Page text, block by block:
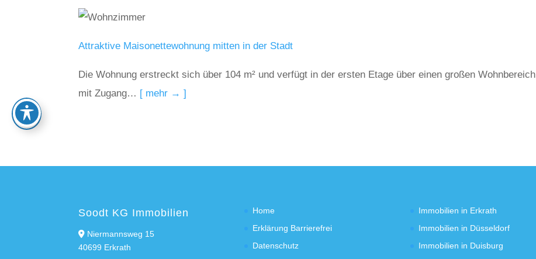
Attraktive Maisonettewohnung mitten in der Stadt
Die Wohnung erstreckt sich über 104 m² und verfügt in der ersten Etage über einen großen Wohnbereich
mit Zugang… [ mehr → ]
Soodt KG Immobilien
Niermannsweg 15
40699 Erkrath
Home
Erklärung Barrierefrei
Datenschutz
Immobilien in Erkrath
Immobilien in Düsseldorf
Immobilien in Duisburg